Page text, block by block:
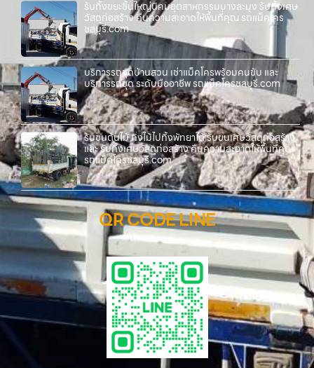
รับทิ้งขยะชิ้นใหญ่นิคมอุตสาหกรรมบางละมุง รับทิ้งเศษ
วัสดุก่อสร้าง คืนความสะอาดให้พื้นที่คุณ รถแม็คโคร
ชลบุรี.com
บริการรถขุดบ้านสวน เช่าแม็คโครพร้อมคนขับ และ
บริการรถขุด ระดับมืออาชีพ รถแม็คโครชลบุรี.com
รับขนต้นไม้ กิ่งไม้ไปทิ้งพัทยาใต้ รับขนเศษวัสดุก่อสร้าง
และ รับทิ้งเศษวัสดุก่อสร้าง คืนความสะอาดให้พื้นที่คุณ
รถแม็คโครชลบุรี.com
QR CODE LINE